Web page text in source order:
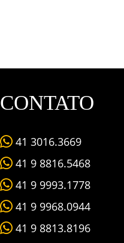
CONTATO
41 3016.3669
41 9 8816.5468
41 9 9993.1778
41 9 9968.0944
41 9 8813.8196